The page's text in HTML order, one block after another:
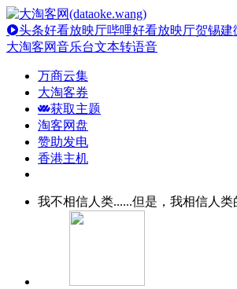
头条好看放映厅哔哩好看放映厅贺锡建
大淘客网音乐台文本转语音
万商云集
大淘客券
获取主题
淘客网盘
赞助发电
香港主机
我不相信人类......但是，我相信人类